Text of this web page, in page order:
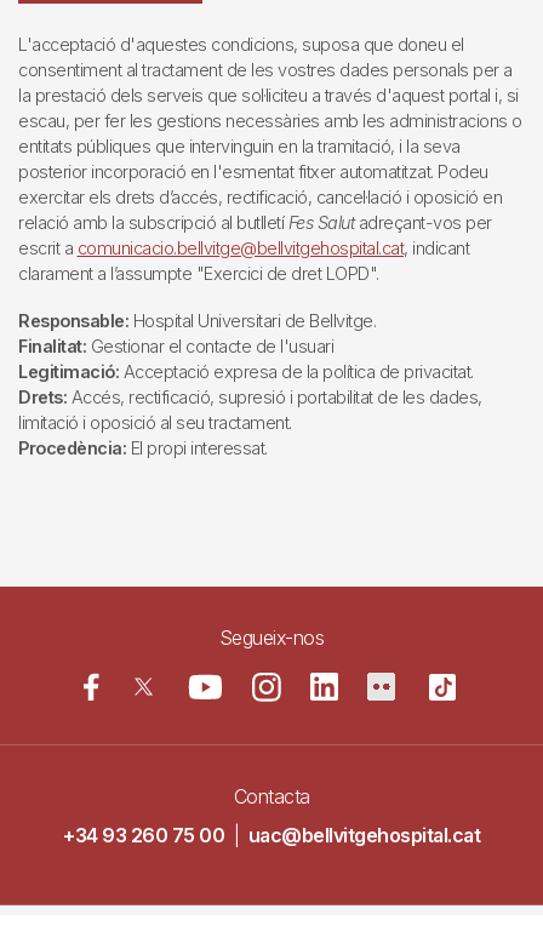
L'acceptació d'aquestes condicions, suposa que doneu el
consentiment al tractament de les vostres dades personals per a
la prestació dels serveis que sol·liciteu a través d'aquest portal i, si
escau, per fer les gestions necessàries amb les administracions o
entitats públiques que intervinguin en la tramitació, i la seva
posterior incorporació en l'esmentat fitxer automatitzat. Podeu
exercitar els drets d’accés, rectificació, cancel·lació i oposició en
relació amb la subscripció al butlletí Fes Salutadreçant-vos per
escrit a comunicacio.bellvitge@bellvitgehospital.cat, indicant
clarament a l’assumpte "Exercici de dret LOPD".
Responsable: Hospital Universitari de Bellvitge.
Finalitat: Gestionar el contacte de l'usuari
Legitimació: Acceptació expresa de la política de privacitat.
Drets: Accés, rectificació, supresió i portabilitat de les dades,
limitació i oposició al seu tractament.
Procedència: El propi interessat.
Segueix-nos
Contacta
+34 93 260 75 00
uac@bellvitgehospital.cat